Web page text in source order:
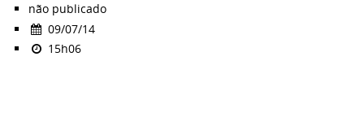
não publicado
09/07/14
15h06